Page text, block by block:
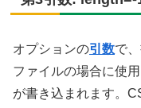
オプションの引数で
ファイルの場合に使
が書き込まれます。